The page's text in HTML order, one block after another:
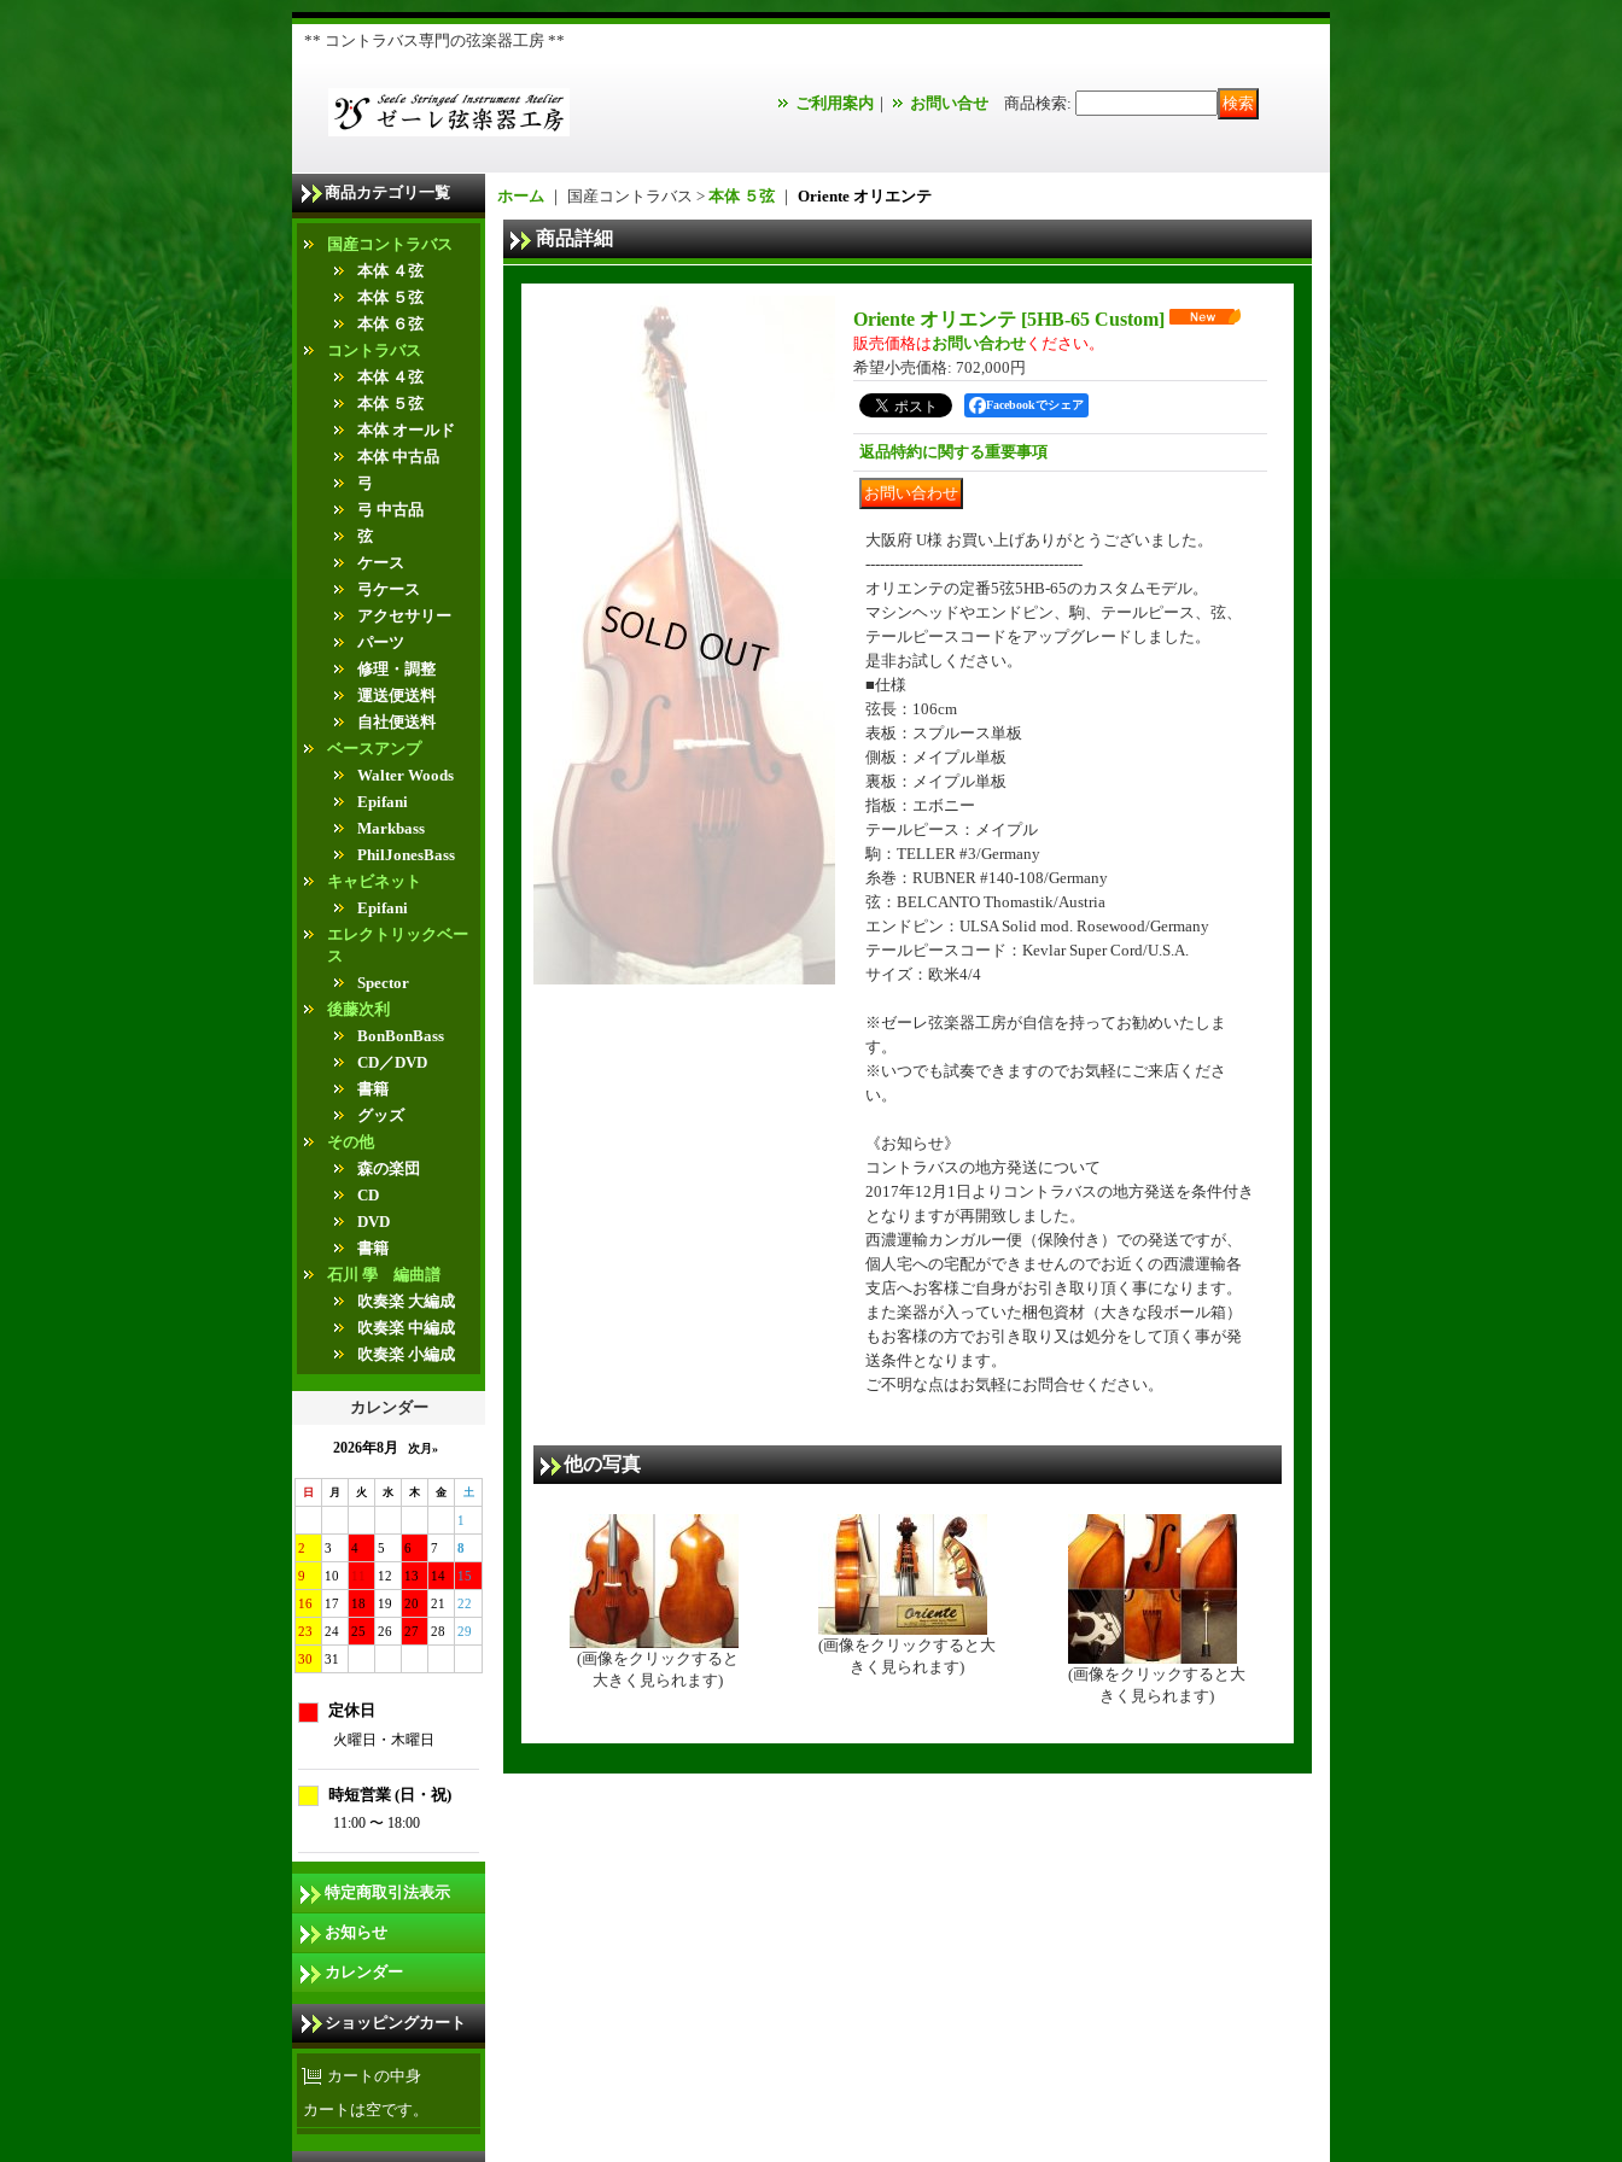
** コントラバス専門の弦楽器工房 **
ご利用案内 ｜ お問い合せ 商品検索:
商品カテゴリ一覧
国産コントラバス
本体 ４弦
本体 ５弦
本体 ６弦
コントラバス
本体 ４弦
本体 ５弦
本体 オールド
本体 中古品
弓
弓 中古品
弦
ケース
弓ケース
アクセサリー
パーツ
修理・調整
運送便送料
自社便送料
ベースアンプ
Walter Woods
Epifani
Markbass
PhilJonesBass
キャビネット
Epifani
エレクトリックベー
ス
Spector
後藤次利
BonBonBass
CD／DVD
書籍
グッズ
その他
森の楽団
CD
DVD
書籍
石川 學 編曲譜
吹奏楽 大編成
吹奏楽 中編成
吹奏楽 小編成
カレンダー
2026年8月 次月»
日 月 火 水 木 金 土
1
2
3 4 5 6 7
8
9
10 11 12 13 14
15
16
17 18 19 20 21
22
23
24 25 26 27 28
29
30
31
定休日
火曜日・木曜日
時短営業 (日・祝)
11:00 〜 18:00
特定商取引法表示
お知らせ
カレンダー
ショッピングカート
カートの中身
カートは空です。
ホーム ｜ 国産コントラバス > 本体 ５弦｜ Oriente オリエンテ
商品詳細
Oriente オリエンテ [5HB-65 Custom]
販売価格はお問い合わせ ください。
希望小売価格: 702,000円
Facebookでシェア
返品特約に関する重要事項
大阪府 U様 お買い上げありがとうございました。
---------------------------------------------
オリエンテの定番5弦5HB-65のカスタムモデル。
マシンヘッドやエンドピン、駒、テールピース、弦、
テールピースコードをアップグレードしました。
是非お試しください。
■仕様
弦長：106cm
表板：スプルース単板
側板：メイプル単板
裏板：メイプル単板
指板：エボニー
テールピース：メイプル
駒：TELLER #3/Germany
糸巻：RUBNER #140-108/Germany
弦：BELCANTO Thomastik/Austria
エンドピン：ULSA Solid mod. Rosewood/Germany
テールピースコード：Kevlar Super Cord/U.S.A.
サイズ：欧米4/4
※ゼーレ弦楽器工房が自信を持ってお勧めいたしま
す。
※いつでも試奏できますのでお気軽にご来店くださ
い。
《お知らせ》
コントラバスの地方発送について
2017年12月1日よりコントラバスの地方発送を条件付き
となりますが再開致しました。
西濃運輸カンガルー便（保険付き）での発送ですが、
個人宅への宅配ができませんのでお近くの西濃運輸各
支店へお客様ご自身がお引き取り頂く事になります。
また楽器が入っていた梱包資材（大きな段ボール箱）
もお客様の方でお引き取り又は処分をして頂く事が発
送条件となります。
ご不明な点はお気軽にお問合せください。
他の写真
(画像をクリックすると
大きく見られます)
(画像をクリックすると大
きく見られます)
(画像をクリックすると大
きく見られます)